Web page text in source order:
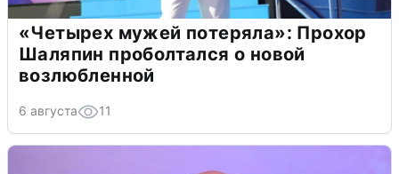
«Четырех мужей потеряла»: Прохор
Шаляпин проболтался о новой
возлюбленной
6 августа 11